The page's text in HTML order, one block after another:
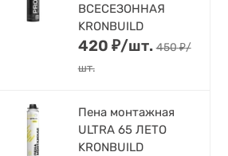
ВСЕСЕЗОННАЯ
KRONBUILD
420 ₽/шт. 450₽/
шт.
Пена монтажная
ULTRA 65 ЛЕТО
KRONBUILD